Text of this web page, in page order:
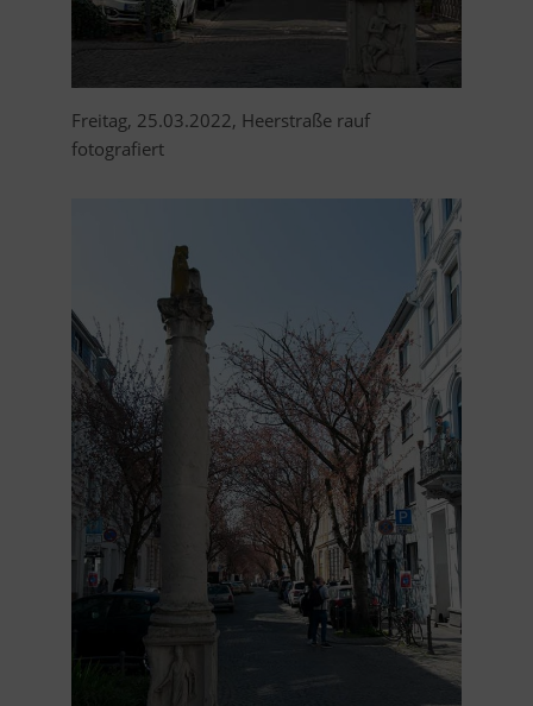
Freitag, 25.03.2022, Heerstraße rauf
fotografiert